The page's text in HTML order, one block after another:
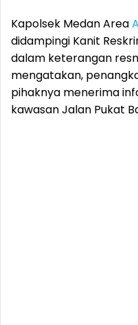
Kapolsek Medan Area
didampingi Kanit
dalam keterangan
mengatakan,
pihaknya menerima
kawasan Jalan Pukat